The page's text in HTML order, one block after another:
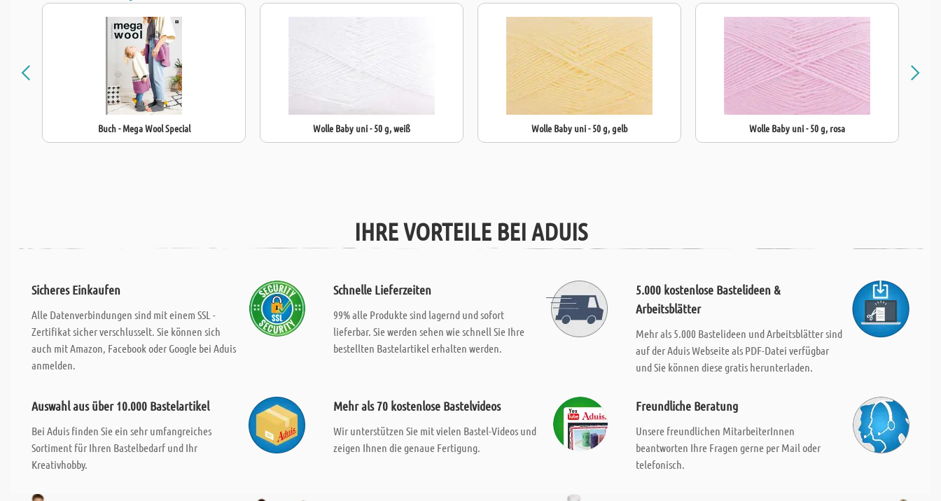
Buch - Mega Wool Special Wolle Baby uni - 50 g, weiß Wolle Baby uni - 50 g, gelb Wolle Baby uni - 50 g, rosa
IHRE VORTEILE BEI ADUIS
Sicheres Einkaufen
Alle Datenverbindungen sind mit einem SSL -
Zertifikat sicher verschlusselt. Sie können sich
auch mit Amazon, Facebook oder Google bei Aduis
anmelden.
Schnelle Lieferzeiten
99% alle Produkte sind lagernd und sofort
lieferbar. Sie werden sehen wie schnell Sie Ihre
bestellten Bastelartikel erhalten werden.
5.000 kostenlose Bastelideen &
Arbeitsblätter
Mehr als 5.000 Bastelideen und Arbeitsblätter sind
auf der Aduis Webseite als PDF-Datei verfügbar
und Sie können diese gratis herunterladen.
Auswahl aus über 10.000 Bastelartikel
Bei Aduis finden Sie ein sehr umfangreiches
Sortiment für Ihren Bastelbedarf und Ihr
Kreativhobby.
Mehr als 70 kostenlose Bastelvideos
Wir unterstützen Sie mit vielen Bastel-Videos und
zeigen Ihnen die genaue Fertigung.
Freundliche Beratung
Unsere freundlichen MitarbeiterInnen
beantworten Ihre Fragen gerne per Mail oder
telefonisch.